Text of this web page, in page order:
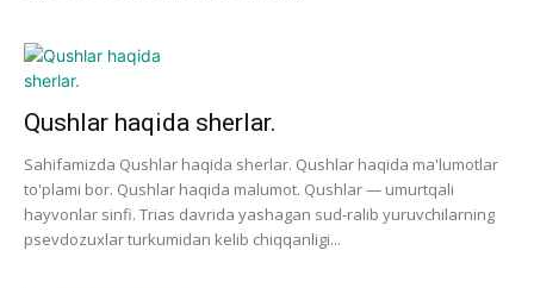
Qushlar haqida sherlar.
Sahifamizda Qushlar haqida sherlar. Qushlar haqida ma'lumotlar
to'plami bor. Qushlar haqida malumot. Qushlar — umurtqali
hayvonlar sinfi. Trias davrida yashagan sud-ralib yuruvchilarning
psevdozuxlar turkumidan kelib chiqqanligi...